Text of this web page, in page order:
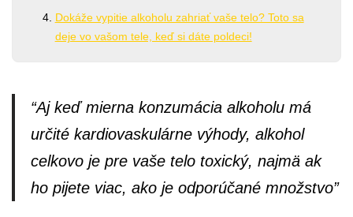
Dokáže vypitie alkoholu zahriať vaše telo? Toto sa
deje vo vašom tele, keď si dáte poldeci!
“Aj keď mierna konzumácia alkoholu má
určité kardiovaskulárne výhody, alkohol
celkovo je pre vaše telo toxický, najmä ak
ho pijete viac, ako je odporúčané množstvo”